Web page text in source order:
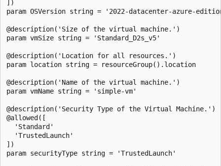
])
param OSVersion string = '2022-datacenter-azure-
@description('Size of the virtual machine.')
param vmSize string = 'Standard_D2s_v5'
@description('Location for all resources.')
param location string = resourceGroup().location
@description('Name of the virtual machine.')
param vmName string = 'simple-vm'
@description('Security Type of the Virtual Machine.')
@allowed([
  'Standard'
  'TrustedLaunch'
])
param securityType string = 'TrustedLaunch'